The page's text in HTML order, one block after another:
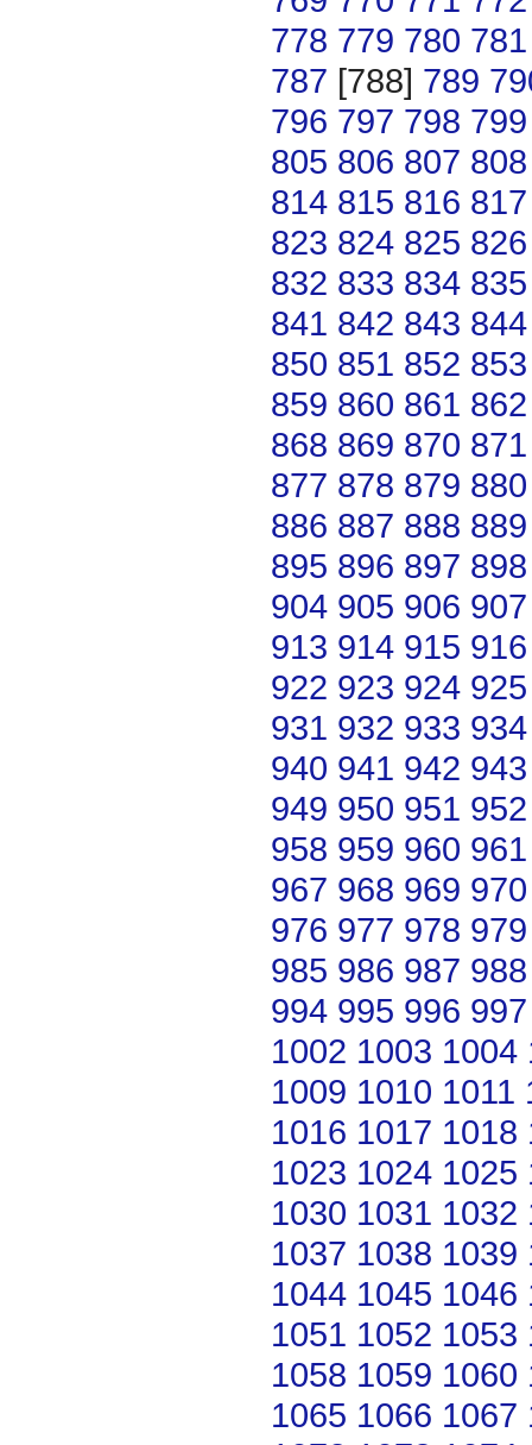
778 779 780 781
787 [788] 789
796 797 798 799
805 806 807 808
814 815 816 817
823 824 825 826
832 833 834 835
841 842 843 844
850 851 852 853
859 860 861 862
868 869 870 871
877 878 879 880
886 887 888 889
895 896 897 898
904 905 906 907
913 914 915 916
922 923 924 925
931 932 933 934
940 941 942 943
949 950 951 952
958 959 960 961
967 968 969 970
976 977 978 979
985 986 987 988
994 995 996 997
1002 1003 1004
1009 1010 1011
1016 1017 1018
1023 1024 1025
1030 1031 1032
1037 1038 1039
1044 1045 1046
1051 1052 1053
1058 1059 1060
1065 1066 1067